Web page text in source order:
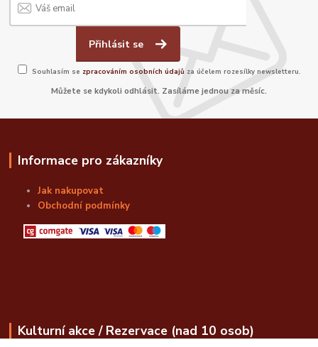
Přihlásit se
Souhlasím se zpracováním osobních údajů za účelem rozesílky newsletteru.
Můžete se kdykoli odhlásit. Zasíláme jednou za měsíc.
Informace pro zákazníky
Jak nakupovat
Obchodní podmínky
Kulturní akce / Rezervace (nad 10 osob)